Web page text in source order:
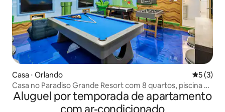
Casa ⋅ Orlando 5 de
5 (3)
Casa no Paradiso Grande Resort com 8 quartos, piscina +
spa
Aluguel por temporada de apartamento